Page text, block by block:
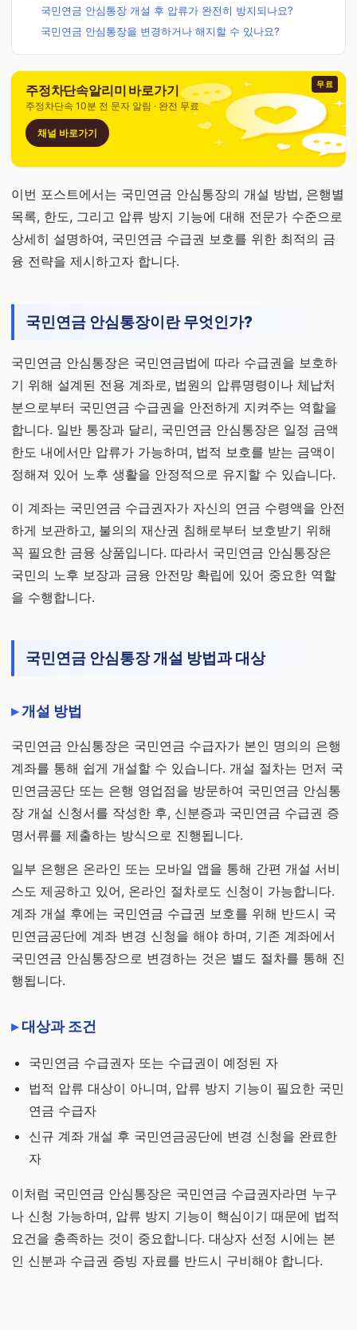
국민연금 안심통장 개설 후 압류가 완전히 방지되나요?
국민연금 안심통장을 변경하거나 해지할 수 있나요?
무료
주정차단속알리미 바로가기
주정차단속 10분 전 문자 알림 · 완전 무료
채널 바로가기
이번 포스트에서는 국민연금 안심통장의 개설 방법, 은행별
목록, 한도, 그리고 압류 방지 기능에 대해 전문가 수준으로
상세히 설명하여, 국민연금 수급권 보호를 위한 최적의 금
융 전략을 제시하고자 합니다.
국민연금 안심통장이란 무엇인가?
국민연금 안심통장은 국민연금법에 따라 수급권을 보호하
기 위해 설계된 전용 계좌로, 법원의 압류명령이나 체납처
분으로부터 국민연금 수급권을 안전하게 지켜주는 역할을
합니다. 일반 통장과 달리, 국민연금 안심통장은 일정 금액
한도 내에서만 압류가 가능하며, 법적 보호를 받는 금액이
정해져 있어 노후 생활을 안정적으로 유지할 수 있습니다.
이 계좌는 국민연금 수급권자가 자신의 연금 수령액을 안전
하게 보관하고, 불의의 재산권 침해로부터 보호받기 위해
꼭 필요한 금융 상품입니다. 따라서 국민연금 안심통장은
국민의 노후 보장과 금융 안전망 확립에 있어 중요한 역할
을 수행합니다.
국민연금 안심통장 개설 방법과 대상
개설 방법
국민연금 안심통장은 국민연금 수급자가 본인 명의의 은행
계좌를 통해 쉽게 개설할 수 있습니다. 개설 절차는 먼저 국
민연금공단 또는 은행 영업점을 방문하여 국민연금 안심통
장 개설 신청서를 작성한 후, 신분증과 국민연금 수급권 증
명서류를 제출하는 방식으로 진행됩니다.
일부 은행은 온라인 또는 모바일 앱을 통해 간편 개설 서비
스도 제공하고 있어, 온라인 절차로도 신청이 가능합니다.
계좌 개설 후에는 국민연금 수급권 보호를 위해 반드시 국
민연금공단에 계좌 변경 신청을 해야 하며, 기존 계좌에서
국민연금 안심통장으로 변경하는 것은 별도 절차를 통해 진
행됩니다.
대상과 조건
국민연금 수급권자 또는 수급권이 예정된 자
법적 압류 대상이 아니며, 압류 방지 기능이 필요한 국민
연금 수급자
신규 계좌 개설 후 국민연금공단에 변경 신청을 완료한
자
이처럼 국민연금 안심통장은 국민연금 수급권자라면 누구
나 신청 가능하며, 압류 방지 기능이 핵심이기 때문에 법적
요건을 충족하는 것이 중요합니다. 대상자 선정 시에는 본
인 신분과 수급권 증빙 자료를 반드시 구비해야 합니다.